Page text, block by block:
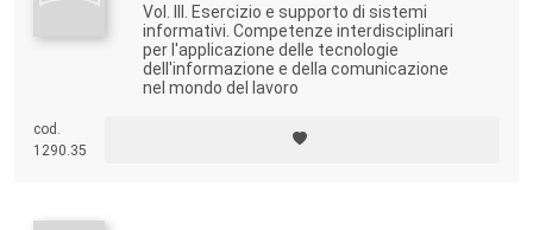
Vol. III. Esercizio e supporto di sistemi
informativi. Competenze interdisciplinari
per l'applicazione delle tecnologie
dell'informazione e della comunicazione
nel mondo del lavoro
cod.
1290.35